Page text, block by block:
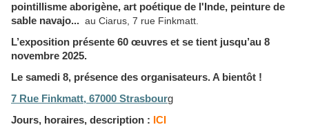
pointillisme aborigène, art poétique de l'Inde, peinture de
sable navajo... au Ciarus, 7 rue Finkmatt.
L’exposition présente 60 œuvres et se tient jusqu’au 8
novembre 2025.
Le samedi 8, présence des organisateurs. A bientôt !
7 Rue Finkmatt, 67000 Strasbourg
Jours, horaires, description : ICI